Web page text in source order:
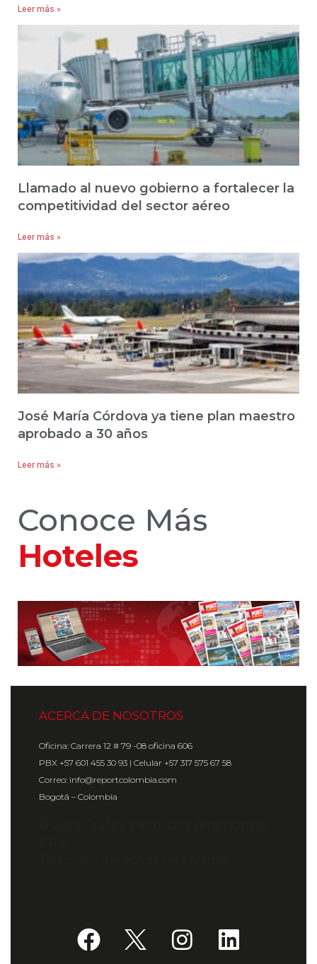
Leer más »
Llamado al nuevo gobierno a fortalecer la
competitividad del sector aéreo
Leer más »
José María Córdova ya tiene plan maestro
aprobado a 30 años
Leer más »
Conoce Más
Hoteles
ACERCA DE NOSOTROS
Oficina: Carrera 12 # 79 -08 oficina 606
PBX +57 601 455 30 93 | Celular +57 317 575 67 58
Correo: info@reportcolombia.com
Bogotá – Colombia